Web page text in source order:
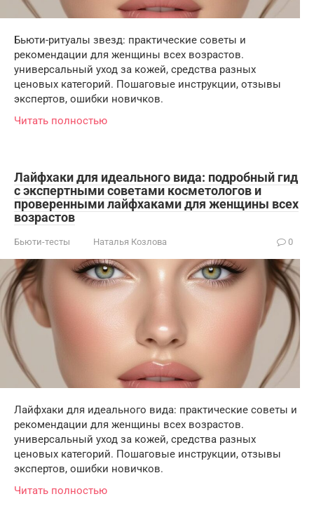
Бьюти-ритуалы звезд: практические советы и
рекомендации для женщины всех возрастов.
универсальный уход за кожей, средства разных
ценовых категорий. Пошаговые инструкции, отзывы
экспертов, ошибки новичков.
Читать полностью
Лайфхаки для идеального вида: подробный гид
с экспертными советами косметологов и
проверенными лайфхаками для женщины всех
возрастов
Бьюти-тесты Наталья Козлова 0
Лайфхаки для идеального вида: практические советы и
рекомендации для женщины всех возрастов.
универсальный уход за кожей, средства разных
ценовых категорий. Пошаговые инструкции, отзывы
экспертов, ошибки новичков.
Читать полностью